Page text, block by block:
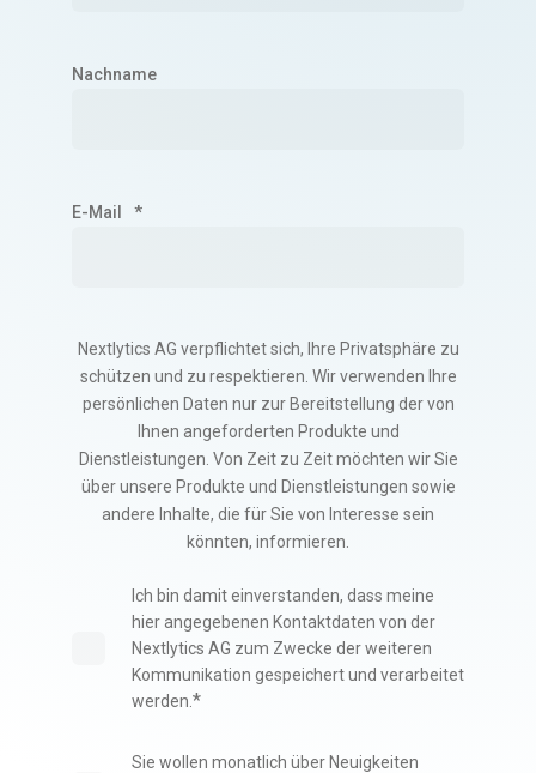
Nachname
E-Mail *
Nextlytics AG verpflichtet sich, Ihre Privatsphäre zu
schützen und zu respektieren. Wir verwenden Ihre
persönlichen Daten nur zur Bereitstellung der von
Ihnen angeforderten Produkte und
Dienstleistungen. Von Zeit zu Zeit möchten wir Sie
über unsere Produkte und Dienstleistungen sowie
andere Inhalte, die für Sie von Interesse sein
könnten, informieren.
Ich bin damit einverstanden, dass meine
hier angegebenen Kontaktdaten von der
Nextlytics AG zum Zwecke der weiteren
Kommunikation gespeichert und verarbeitet
werden. *
Sie wollen monatlich über Neuigkeiten